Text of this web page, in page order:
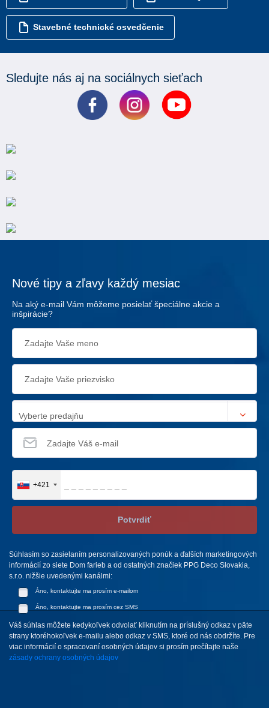
Stavebné technické osvedčenie
Sledujte nás aj na sociálnych sieťach
Nové tipy a zľavy každý mesiac
Na aký e-mail Vám môžeme posielať špeciálne akcie a
inšpirácie?
Vyberte predajňu
+421
Potvrdiť
Súhlasím so zasielaním personalizovaných ponúk a ďalších marketingových
informácií zo siete Dom farieb a od ostatných značiek PPG Deco Slovakia,
s.r.o. nižšie uvedenými kanálmi:
Áno, kontaktujte ma prosím e-mailom
Áno, kontaktujte ma prosím cez SMS
Váš súhlas môžete kedykoľvek odvolať kliknutím na príslušný odkaz v päte
strany ktoréhokoľvek e-mailu alebo odkaz v SMS, ktoré od nás obdržíte. Pre
viac informácií o spracovaní osobných údajov si prosím prečítajte naše
zásady ochrany osobných údajov